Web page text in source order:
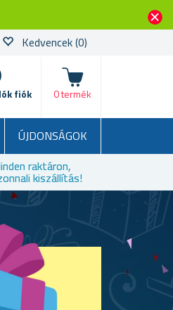
Kedvencek(0)
fiók
kosár
0 termék
ÚJDONSÁGOK
raktáron,
kiszállítás!